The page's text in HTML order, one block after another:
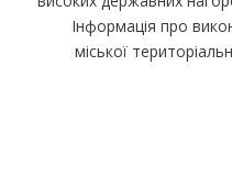
Інформація про
міської